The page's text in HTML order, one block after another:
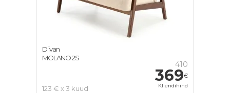
410
369€
Kliendihind
123 € x 3 kuud
Diivan
MOLANO 2S